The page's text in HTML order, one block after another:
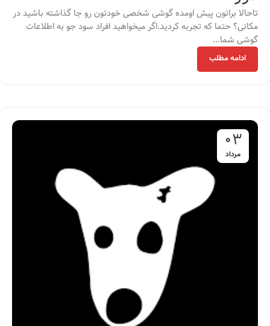
تاحالا براتون پیش اومده گوشی شخصی خودتون رو جا گذاشته باشید در
مکانی؟ حتما که تجربه کردید.اگر میخواهید افراد سود جو به اطلاعات
گوشی شما...
ادامه مطلب
03
مرداد